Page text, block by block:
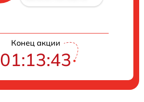
Конец акции
01:13:42